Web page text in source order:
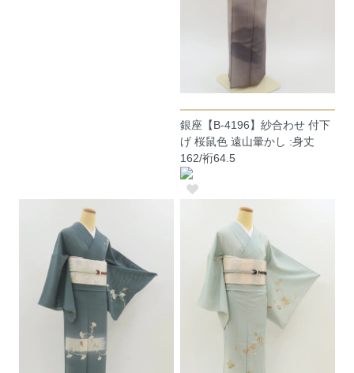
銀座【B-4196】紗合わせ 付下
げ 桜鼠色 遠山暈かし :身丈
162/裄64.5